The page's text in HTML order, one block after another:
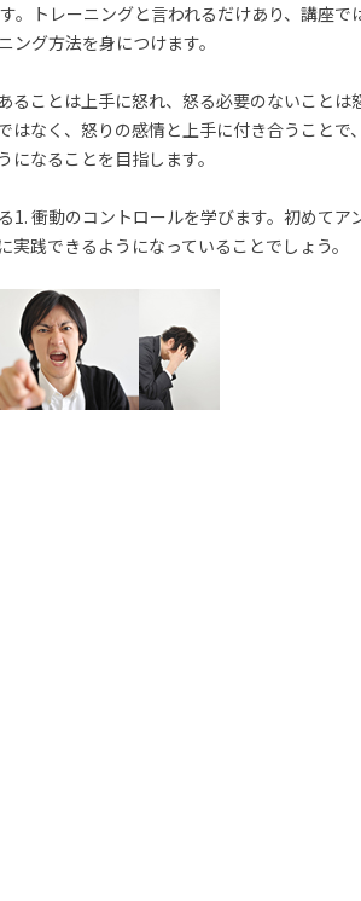
。トレーニングと言われるだけあり、講座で
グ方法を身につけます。
ことは上手に怒れ、怒る必要のないことは
なく、怒りの感情と上手に付き合うことで
なることを目指します。
1. 衝動のコントロールを学びます。初めてア
践できるようになっていることでしょう。